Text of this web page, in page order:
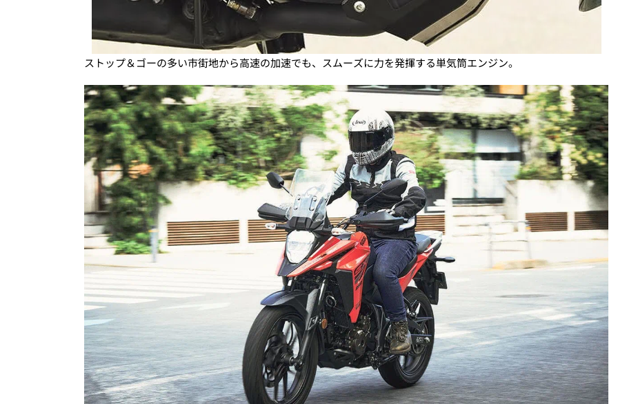
ストップ＆ゴーの多い市街地から高速の加速でも、スムーズに力を発揮する単気筒エンジン。